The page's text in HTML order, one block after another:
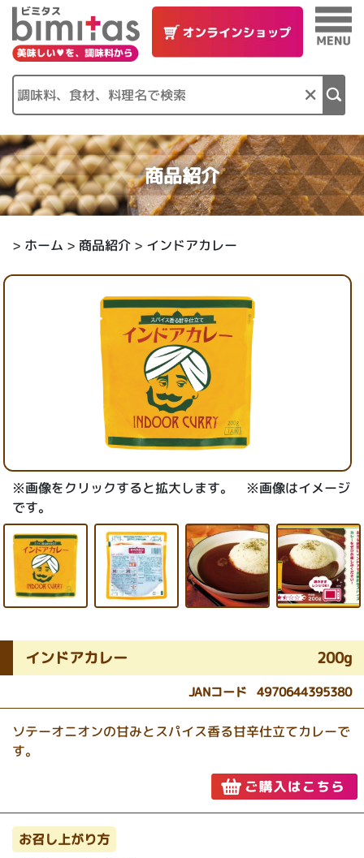
×
商品紹介
> ホーム > 商品紹介> インドアカレー
※画像をクリックすると拡大します。 ※画像はイメージ
です。
インドアカレー 200g
JANコード 4970644395380
ソテーオニオンの甘みとスパイス香る甘辛仕立てカレーで
す。
お召し上がり方